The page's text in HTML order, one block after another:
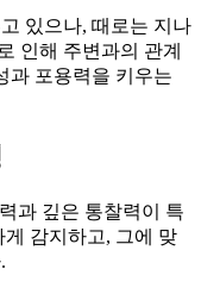
있으나, 때로는 지나
인해 주변과의 관계
과 포용력을 키우는
과 깊은 통찰력이 특
감지하고, 그에 맞